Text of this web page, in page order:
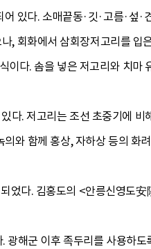
있다. 소매끝동·깃·고름·섶·
, 회화에서 삼회장저고리를 입
이다. 솜을 넣은 저고리와 치마
다. 저고리는 조선 초중기에 비
와 함께 홍상, 자하상 등의 화
었다. 김홍도의 <안릉신영도
해군 이후 족두리를 사용하도